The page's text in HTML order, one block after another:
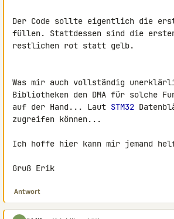
Der Code sollte eigentlich die
füllen. Stattdessen sind die
restlichen rot statt gelb.
Was mir auch vollständig
Bibliotheken den DMA für solche
auf der Hand... Laut STM32
zugreifen können...
Ich hoffe hier kann mir jemand
Gruß Erik
Antwort